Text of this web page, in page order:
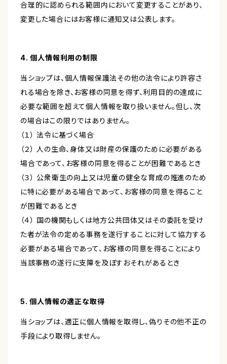
合理的に認められる範囲内において変更することがあり、
変更した場合にはお客様に通知又は公表します。
4. 個人情報利用の制限
当ショップは、個人情報保護法その他の法令により許容さ
れる場合を除き、お客様の同意を得ず、利用目的の達成に
必要な範囲を超えて個人情報を取り扱いません。但し、次
の場合はこの限りではありません。
（１） 法令に基づく場合
（２） 人の生命、身体又は財産の保護のために必要がある
場合であって、お客様の同意を得ることが困難であるとき
（３） 公衆衛生の向上又は児童の健全な育成の推進のため
に特に必要がある場合であって、お客様の同意を得ること
が困難であるとき
（４） 国の機関もしくは地方公共団体又はその委託を受け
た者が法令の定める事務を遂行することに対して協力する
必要がある場合であって、お客様の同意を得ることにより
当該事務の遂行に支障を及ぼすおそれがあるとき
5. 個人情報の適正な取得
当ショップは、適正に個人情報を取得し、偽りその他不正の
手段により取得しません。